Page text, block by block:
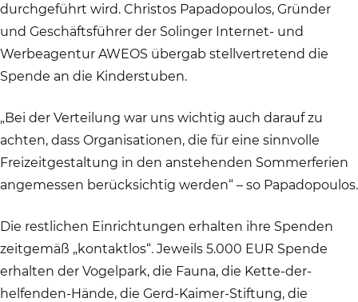
durchgeführt wird. Christos Papadopoulos, Gründer
und Geschäftsführer der Solinger Internet- und
Werbeagentur AWEOS übergab stellvertretend die
Spende an die Kinderstuben.
„Bei der Verteilung war uns wichtig auch darauf zu
achten, dass Organisationen, die für eine sinnvolle
Freizeitgestaltung in den anstehenden Sommerferien
angemessen berücksichtig werden“ – so Papadopoulos.
Die restlichen Einrichtungen erhalten ihre Spenden
zeitgemäß „kontaktlos“. Jeweils 5.000 EUR Spende
erhalten der Vogelpark, die Fauna, die Kette-der-
helfenden-Hände, die Gerd-Kaimer-Stiftung, die